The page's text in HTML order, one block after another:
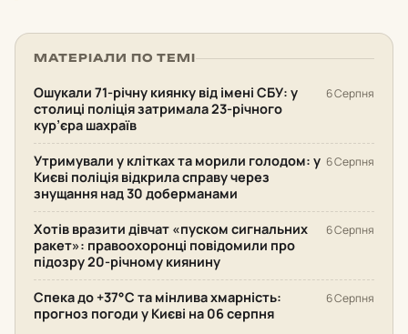
МАТЕРІАЛИ ПО ТЕМІ
Ошукали 71-річну киянку від імені СБУ: у
столиці поліція затримала 23-річного
кур’єра шахраїв
6 Серпня
Утримували у клітках та морили голодом: у
Києві поліція відкрила справу через
знущання над 30 доберманами
6 Серпня
Хотів вразити дівчат «пуском сигнальних
ракет»: правоохоронці повідомили про
підозру 20-річному киянину
6 Серпня
Спека до +37°С та мінлива хмарність:
прогноз погоди у Києві на 06 серпня
6 Серпня